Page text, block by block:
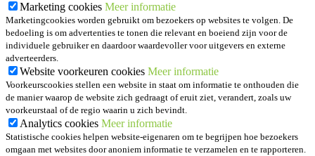
Marketing cookies Meer informatie
Marketingcookies worden gebruikt om bezoekers op websites te volgen. De
bedoeling is om advertenties te tonen die relevant en boeiend zijn voor de
individuele gebruiker en daardoor waardevoller voor uitgevers en externe
adverteerders.
Website voorkeuren cookies Meer informatie
Voorkeurscookies stellen een website in staat om informatie te onthouden die
de manier waarop de website zich gedraagt of eruit ziet, verandert, zoals uw
voorkeurstaal of de regio waarin u zich bevindt.
Analytics cookies Meer informatie
Statistische cookies helpen website-eigenaren om te begrijpen hoe bezoekers
omgaan met websites door anoniem informatie te verzamelen en te rapporteren.